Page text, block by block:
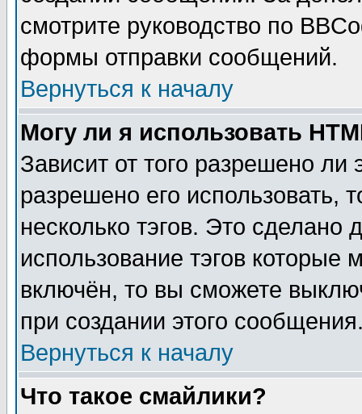
смотрите руководство по
формы отправки сообщений.
Вернуться к началу
Могу ли я использовать
Зависит от того разрешено
разрешено его использовать,
несколько тэгов. Это сделано
использование тэгов
включён, то вы сможете
при создании этого
Вернуться к началу
Что такое смайлики?